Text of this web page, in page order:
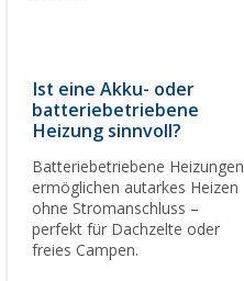
Ist eine Akku- oder
batteriebetriebene
Heizung sinnvoll?
Batteriebetriebene Heizungen
ermöglichen autarkes Heizen
ohne Stromanschluss –
perfekt für Dachzelte oder
freies Campen.